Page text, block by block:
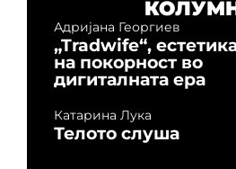
Адријана Георгиев
„Tradwife“,
на покорност во
дигиталната ера
Катарина Лука
Телото слуша